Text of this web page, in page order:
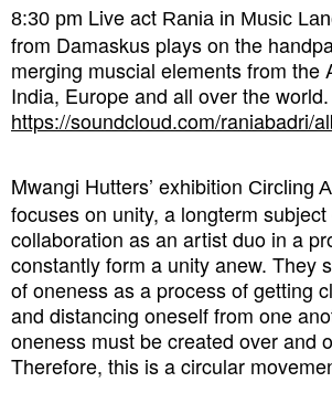
8:30 pm Live act Rania in Music
from Damaskus plays on the
merging muscial elements from the
India, Europe and all over the world.
https://soundcloud.com/raniabadri/
Mwangi Hutters’ exhibition Circling
focuses on unity, a longterm
collaboration as an artist duo in a
constantly form a unity anew. They
of oneness as a process of getting
and distancing oneself from one
oneness must be created over and
Therefore, this is a circular